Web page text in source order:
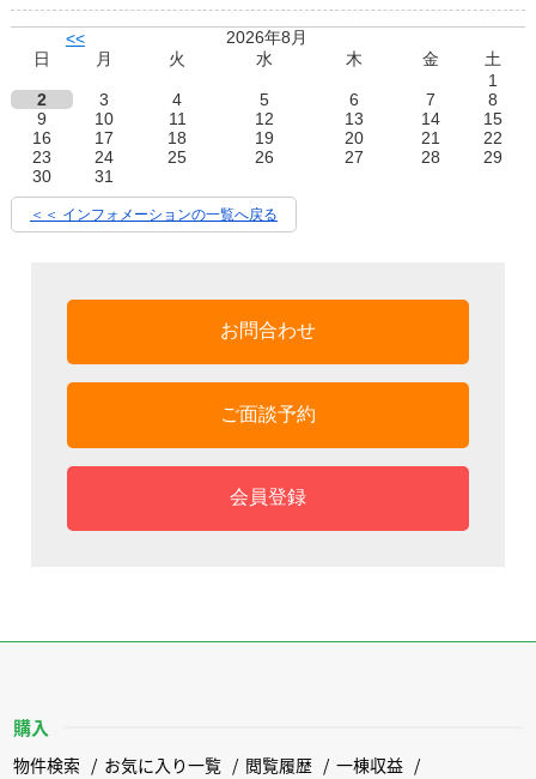
<<
2026年8月
日
月 火 水 木 金
土
1
2
3 4 5 6 7
8
9
10 11 12 13 14
15
16
17 18 19 20 21
22
23
24 25 26 27 28
29
30
31
＜＜ インフォメーションの一覧へ戻る
お問合わせ
ご面談予約
会員登録
購入
物件検索 お気に入り一覧 閲覧履歴
一棟収益